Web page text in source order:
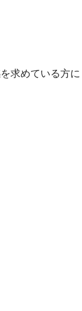
求めている方に